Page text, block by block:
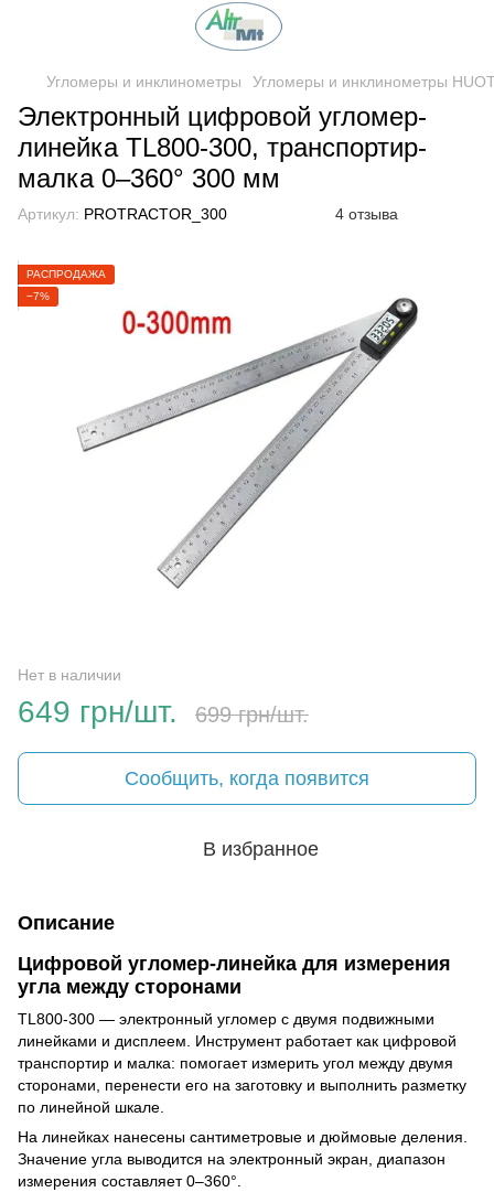
Угломеры и инклинометры Угломеры и инклинометры
Электронный цифровой угломер-
линейка TL800-300, транспортир-
малка 0–360° 300 мм
Артикул: PROTRACTOR_300 4 отзыва
РАСПРОДАЖА
−7%
Нет в наличии
649 грн/шт. 699 грн/шт.
Сообщить, когда появится
В избранное
Описание
Цифровой угломер-линейка для измерения
угла между сторонами
TL800-300 — электронный угломер с двумя подвижными
линейками и дисплеем. Инструмент работает как цифровой
транспортир и малка: помогает измерить угол между двумя
сторонами, перенести его на заготовку и выполнить разметку
по линейной шкале.
На линейках нанесены сантиметровые и дюймовые деления.
Значение угла выводится на электронный экран, диапазон
измерения составляет 0–360°.